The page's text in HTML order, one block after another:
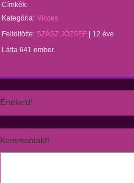
Címkék:
Kategória: Vicces
Feltöltötte: SZÁSZ JÓZSEF
12 éve
Látta 641 ember.
Értékeld!
Kommentáld!